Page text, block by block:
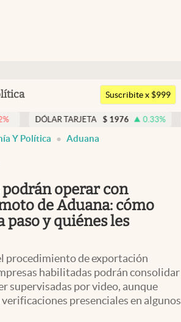
Argentina
Suscribite x $999
$ 1976 0.33% DÓLAR MEP
Y Política Aduana
operar con
de Aduana: cómo
paso y quiénes les
procedimiento de exportación
habilitadas podrán consolidar
supervisadas por video, aunque
presenciales en algunos